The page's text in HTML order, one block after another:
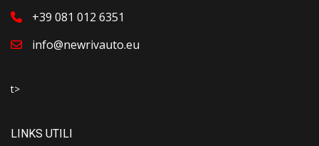
+39 081 012 6351
info@newrivauto.eu
t>
LINKS UTILI